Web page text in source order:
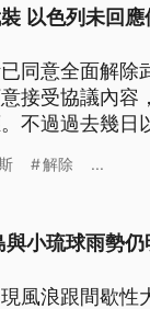
以色列未回
同意全面解
接受協議內
不過過去幾日
解除 ...
小琉球雨勢仍
風浪跟間歇